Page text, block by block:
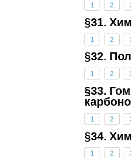
1 2
§31.
1 2
§32.
1 2
§33.
1 2
§34.
1 2